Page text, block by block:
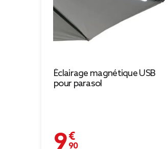
Éclairage magnétique USB
pour parasol
9,90 €